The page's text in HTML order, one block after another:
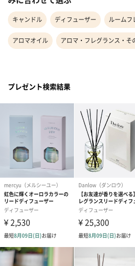
キャンドル ディフューザー ルームフ
アロマオイル アロマ・フレグランス・そ
プレゼント検索結果